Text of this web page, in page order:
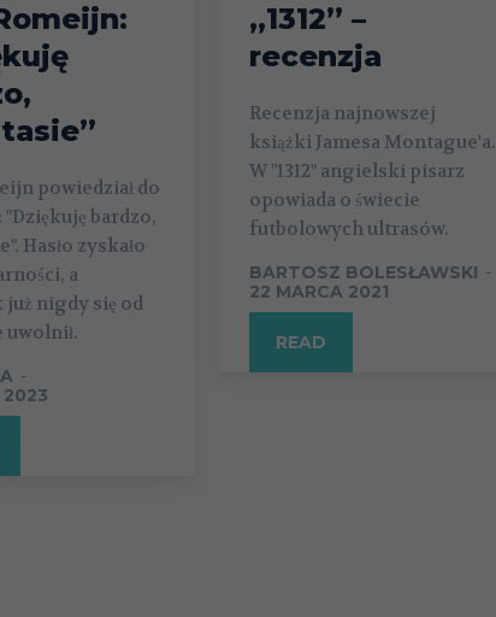
powiedział do
bardzo,
Hasło zyskało
a
już nigdy się od
-
2023
„1312” –
recenzja
Recenzja najnowszej
książki Jamesa Montague'a.
W "1312" angielski pisarz
opowiada o świecie
futbolowych ultrasów.
BARTOSZ BOLESŁAWSKI -
22 MARCA 2021
READ